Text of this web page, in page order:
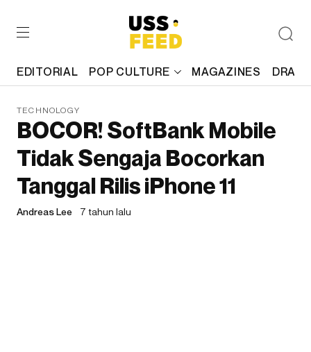
EDITORIAL POP CULTURE MAGAZINES
TECHNOLOGY
BOCOR! SoftBank Mobile
Tidak Sengaja Bocorkan
Tanggal Rilis iPhone 11
Andreas Lee 7 tahun lalu